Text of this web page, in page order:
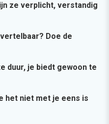
ze verplicht, verstandig
Doe de
duur, je biedt gewoon te
het niet met je eens is